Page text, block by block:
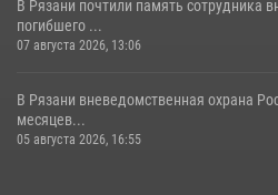
В Рязани почтили память сотрудника
погибшего ...
07 августа 2026, 13:06
В Рязани вневедомственная охрана
месяцев...
05 августа 2026, 16:55